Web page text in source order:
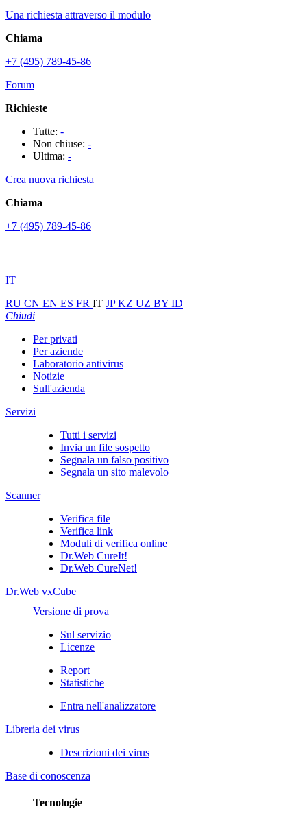
Una richiesta attraverso il modulo
Chiama
+7 (495) 789-45-86
Forum
Richieste
Tutte: -
Non chiuse: -
Ultima: -
Crea nuova richiesta
Chiama
+7 (495) 789-45-86
IT
RU CN EN ES FR IT JPKZ UZ BY ID
Chiudi
Per privati
Per aziende
Laboratorio antivirus
Notizie
Sull'azienda
Servizi
Tutti i servizi
Invia un file sospetto
Segnala un falso positivo
Segnala un sito malevolo
Scanner
Verifica file
Verifica link
Moduli di verifica online
Dr.Web CureIt!
Dr.Web CureNet!
Dr.Web vxCube
Versione di prova
Sul servizio
Licenze
Report
Statistiche
Entra nell'analizzatore
Libreria dei virus
Descrizioni dei virus
Base di conoscenza
Tecnologie